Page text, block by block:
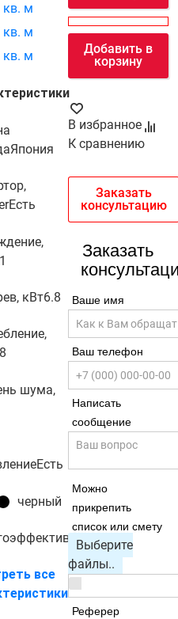
Добавить в
корзину
В избранное
К сравнению
Заказать
консультацию
Заказать
Ваше имя
Ваш телефон
Написать
сообщение
Можно
прикрепить
список или смету
Выберите
файлы..
Реферер
кв. м
кв. м
кв. м
Япония
Есть
кВт6.8
шума,
Есть
черный
A++
все